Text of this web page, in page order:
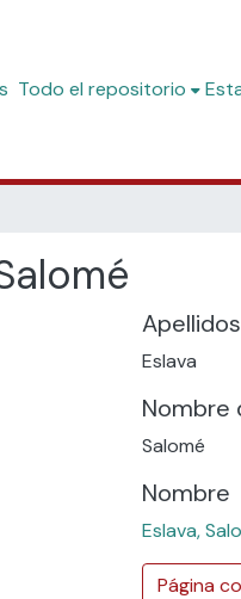
Todo el repositorio
Apellidos
Eslava
Nombre
Salomé
Nombre
Eslava,
Página